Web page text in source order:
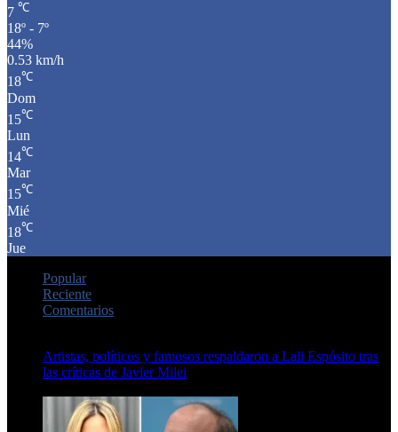
7 ℃
18º - 7º
44%
0.53 km/h
18℃
Dom
15℃
Lun
14℃
Mar
15℃
Mié
18℃
Jue
Popular
Reciente
Comentarios
Artistas, políticos y famosos respaldaron a Lali Espósito tras
las críticas de Javier Milei